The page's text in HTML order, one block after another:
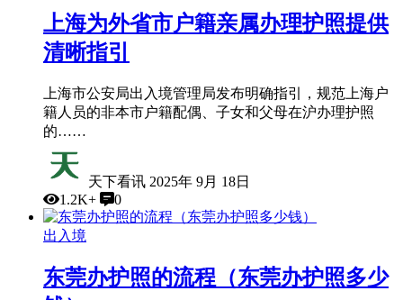
上海为外省市户籍亲属办理护照提供
清晰指引
上海市公安局出入境管理局发布明确指引，规范上海户
籍人员的非本市户籍配偶、子女和父母在沪办理护照
的……
天下看讯 2025年 9月 18日
1.2K+
0
出入境
东莞办护照的流程（东莞办护照多少